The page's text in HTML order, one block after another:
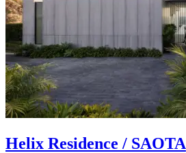
Helix Residence / SAOTA